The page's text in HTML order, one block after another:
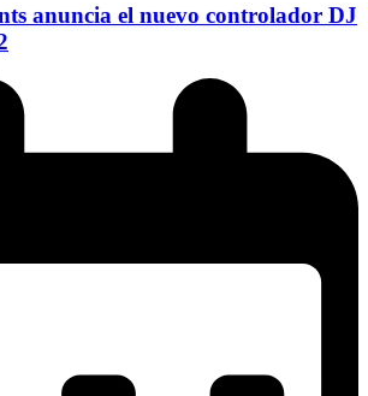
anuncia el nuevo controlador DJ